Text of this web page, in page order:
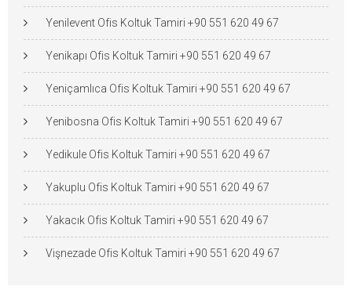
Yenilevent Ofis Koltuk Tamiri +90 551 620 49 67
Yenikapı Ofis Koltuk Tamiri +90 551 620 49 67
Yeniçamlıca Ofis Koltuk Tamiri +90 551 620 49 67
Yenibosna Ofis Koltuk Tamiri +90 551 620 49 67
Yedikule Ofis Koltuk Tamiri +90 551 620 49 67
Yakuplu Ofis Koltuk Tamiri +90 551 620 49 67
Yakacık Ofis Koltuk Tamiri +90 551 620 49 67
Vişnezade Ofis Koltuk Tamiri +90 551 620 49 67